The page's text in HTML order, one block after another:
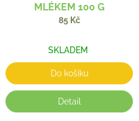
MLÉKEM 100 G
85 Kč
SKLADEM
Do košíku
Detail